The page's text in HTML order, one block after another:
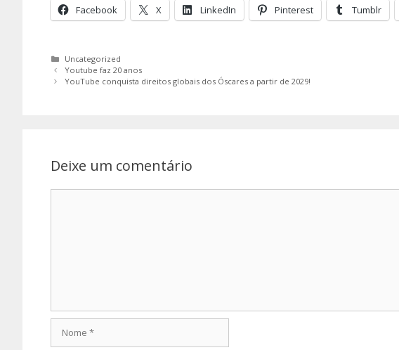
Facebook X LinkedIn Pinterest Tumblr
Categorias
Uncategorized
Youtube faz 20 anos
YouTube conquista direitos globais dos Óscares a partir de 2029!
Deixe um comentário